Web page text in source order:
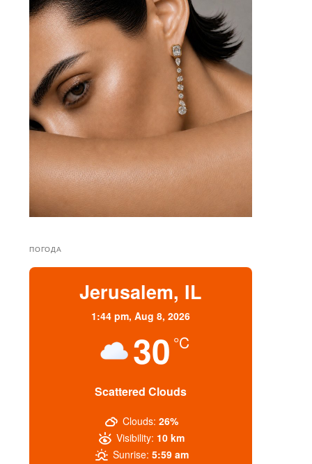
ПОГОДА
Jerusalem, IL
1:44 pm,Aug 8, 2026
30 °C
Scattered Clouds
Clouds: 26%
Visibility: 10 km
Sunrise: 5:59 am